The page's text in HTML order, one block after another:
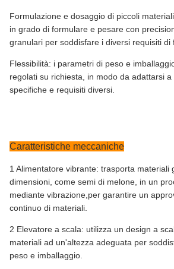
Formulazione e dosaggio di piccoli
in grado di formulare e pesare con
granulari per soddisfare i diversi requisiti di
Flessibilità: i parametri di peso e
regolati su richiesta, in modo da adattarsi a
specifiche e requisiti diversi.
Caratteristiche meccaniche
1 Alimentatore vibrante: trasporta materiali
dimensioni, come semi di melone, in un
mediante vibrazione,per garantire un
continuo di materiali.
2 Elevatore a scala: utilizza un design a
materiali ad un'altezza adeguata per
peso e imballaggio.